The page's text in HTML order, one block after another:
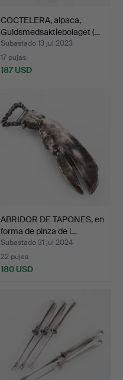
COCTELERA, alpaca,
Guldsmedsaktiebolaget (…
Subastado 13 jul 2023
17 pujas
187 USD
ABRIDOR DE TAPONES, en
forma de pinza de l…
Subastado 31 jul 2024
22 pujas
180 USD